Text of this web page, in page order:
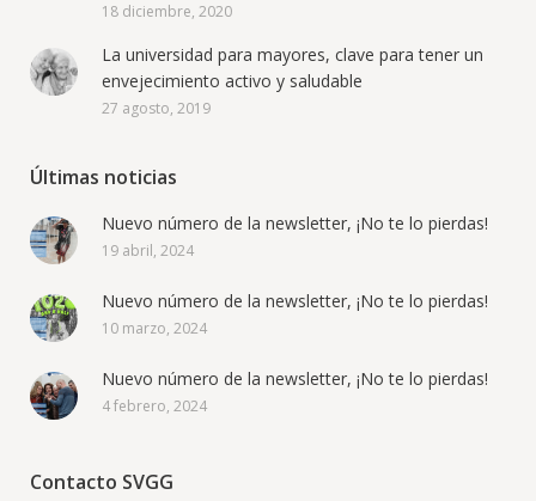
18 diciembre, 2020
La universidad para mayores, clave para tener un
envejecimiento activo y saludable
27 agosto, 2019
Últimas noticias
Nuevo número de la newsletter, ¡No te lo pierdas!
19 abril, 2024
Nuevo número de la newsletter, ¡No te lo pierdas!
10 marzo, 2024
Nuevo número de la newsletter, ¡No te lo pierdas!
4 febrero, 2024
Contacto SVGG